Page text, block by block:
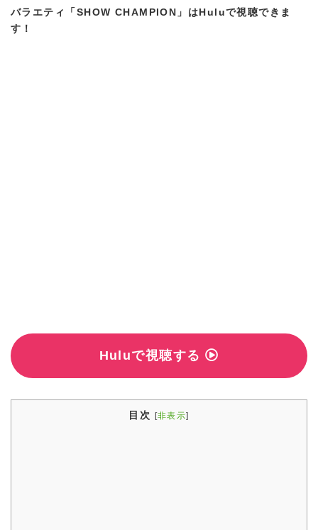
バラエティ「SHOW CHAMPION」はHuluで視聴できま
す！
Huluで視聴する
目次 [非表示]